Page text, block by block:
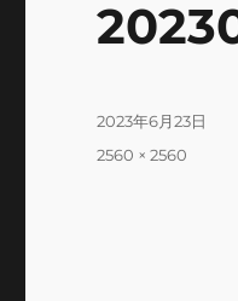
投
2023年6月23日
フ
2560 × 2560